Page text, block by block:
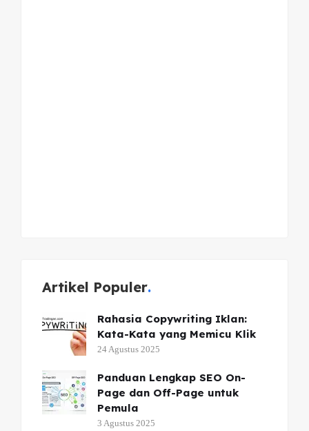
Artikel Populer
Rahasia Copywriting Iklan:
Kata-Kata yang Memicu Klik
24 Agustus 2025
Panduan Lengkap SEO On-
Page dan Off-Page untuk
Pemula
3 Agustus 2025